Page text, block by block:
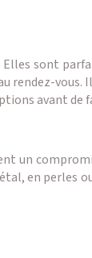
sont
rendez-vous.
avant de
un
en perles